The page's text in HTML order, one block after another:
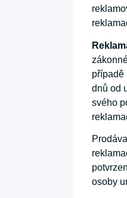
případě
dnů od
svého
osoby